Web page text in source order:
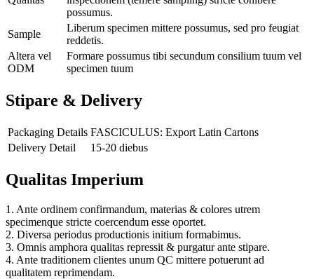
possumus.
Sample
Liberum specimen mittere possumus, sed pro feugiat
reddetis.
Altera vel
ODM
Formare possumus tibi secundum consilium tuum vel
specimen tuum
Stipare & Delivery
Packaging Details FASCICULUS: Export Latin Cartons
Delivery Detail
15-20 diebus
Qualitas Imperium
1. Ante ordinem confirmandum, materias & colores utrem
specimenque stricte coercendum esse oportet.
2. Diversa periodus productionis initium formabimus.
3. Omnis amphora qualitas repressit & purgatur ante stipare.
4. Ante traditionem clientes unum QC mittere potuerunt ad
qualitatem reprimendam.